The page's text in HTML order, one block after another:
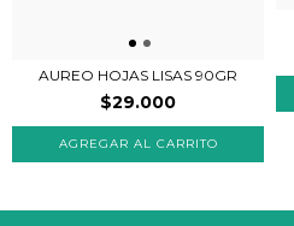
AUREO HOJAS LISAS 90GR
$29.000